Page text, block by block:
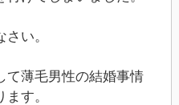
い。
て薄毛男性の結婚事情
す。